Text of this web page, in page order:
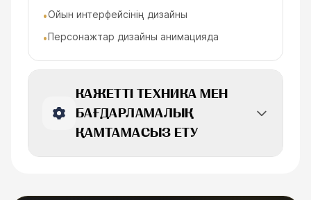
•Ойын интерфейсінің дизайны
•Персонажтар дизайны анимацияда
КАЖЕТТІ ТЕХНИКА МЕН
БАҒДАРЛАМАЛЫҚ
ҚАМТАМАСЫЗ ЕТУ